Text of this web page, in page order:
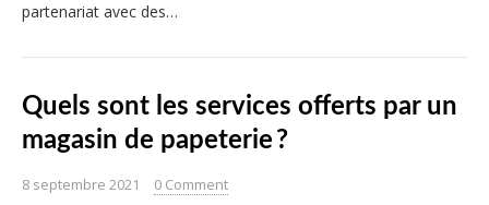
partenariat avec des…
Quels sont les services offerts par un
magasin de papeterie ?
8 septembre 2021 0 Comment